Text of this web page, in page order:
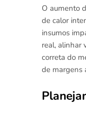
O aumento
de calor
insumos
real, alinhar
correta do
de margens